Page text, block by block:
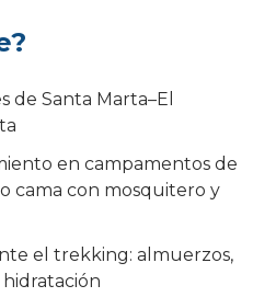
de Santa Marta–El
en campamentos de
cama con mosquitero y
el trekking: almuerzos,
hidratación